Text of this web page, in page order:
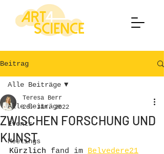
Beitrag
Alle Beiträge
Events
Meetings
Alle Beiträge
ZWISCHEN FORSCHUNG UND
KUNST
Teresa Berr
26. Jan. 2022
Kürzlich fand im Belvedere21